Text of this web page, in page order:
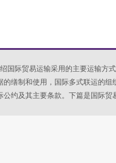
国际贸易运输采用的主要运输方
缮制和使用，国际多式联运的组
约及其主要条款。下篇是国际贸